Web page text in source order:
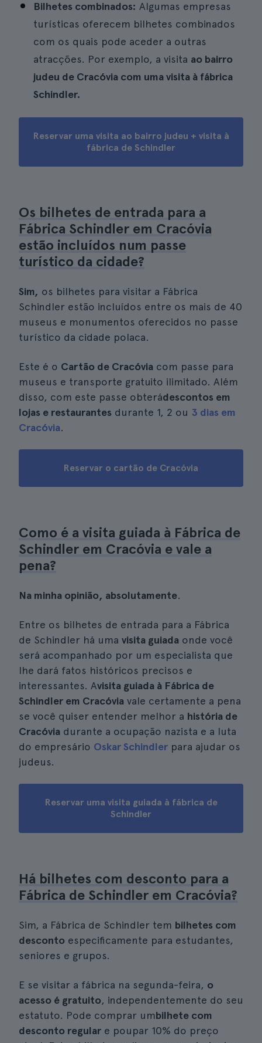
Bilhetes combinados: Algumas empresas
turísticas oferecem bilhetes combinados
com os quais pode aceder a outras
atracções. Por exemplo, a visita ao bairro
judeu de Cracóvia com uma visita à fábrica
Schindler.
Reservar uma visita ao bairro judeu + visita à
fábrica de Schindler
Os bilhetes de entrada para a
Fábrica Schindler em Cracóvia
estão incluídos num passe
turístico da cidade?
Sim, os bilhetes para visitar a Fábrica
Schindler estão incluídos entre os mais de 40
museus e monumentos oferecidos no passe
turístico da cidade polaca.
Este é o Cartão de Cracóvia com passe para
museus e transporte gratuito ilimitado. Além
disso, com este passe obterádescontos em
lojas e restaurantes durante 1, 2 ou 3 dias em
Cracóvia.
Reservar o cartão de Cracóvia
Como é a visita guiada à Fábrica de
Schindler em Cracóvia e vale a
pena?
Na minha opinião, absolutamente.
Entre os bilhetes de entrada para a Fábrica
de Schindler há uma visita guiada onde você
será acompanhado por um especialista que
lhe dará fatos históricos precisos e
interessantes. Avisita guiada à Fábrica de
Schindler em Cracóvia vale certamente a pena
se você quiser entender melhor a história de
Cracóvia durante a ocupação nazista e a luta
do empresário Oskar Schindler para ajudar os
judeus.
Reservar uma visita guiada à fábrica de
Schindler
Há bilhetes com desconto para a
Fábrica de Schindler em Cracóvia?
Sim, a Fábrica de Schindler tem bilhetes com
desconto especificamente para estudantes,
seniores e grupos.
E se visitar a fábrica na segunda-feira, o
acesso é gratuito, independentemente do seu
estatuto. Pode comprar umbilhete com
desconto regular e poupar 10% do preço